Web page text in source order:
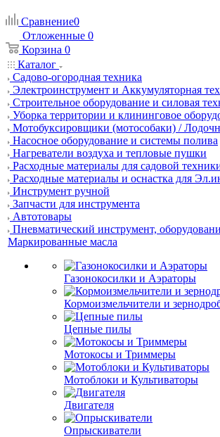
Сравнение0
Отложенные 0
Корзина 0
Каталог
Садово-огородная техника
Электроинструмент и Аккумуляторная
Строительное оборудование и силовая
Уборка территории и клининговое
Мотобуксировщики (мотособаки) /
Насосное оборудование и системы полива
Нагреватели воздуха и тепловые пушки
Расходные материалы для садовой
Расходные материалы и оснастка для
Инструмент ручной
Запчасти для инструмента
Автотовары
Пневматический инструмент,
Маркированные масла
Газонокосилки и Аэраторы
Кормоизмельчители и
Цепные пилы
Мотокосы и Триммеры
Мотоблоки и Культиваторы
Двигателя
Опрыскиватели